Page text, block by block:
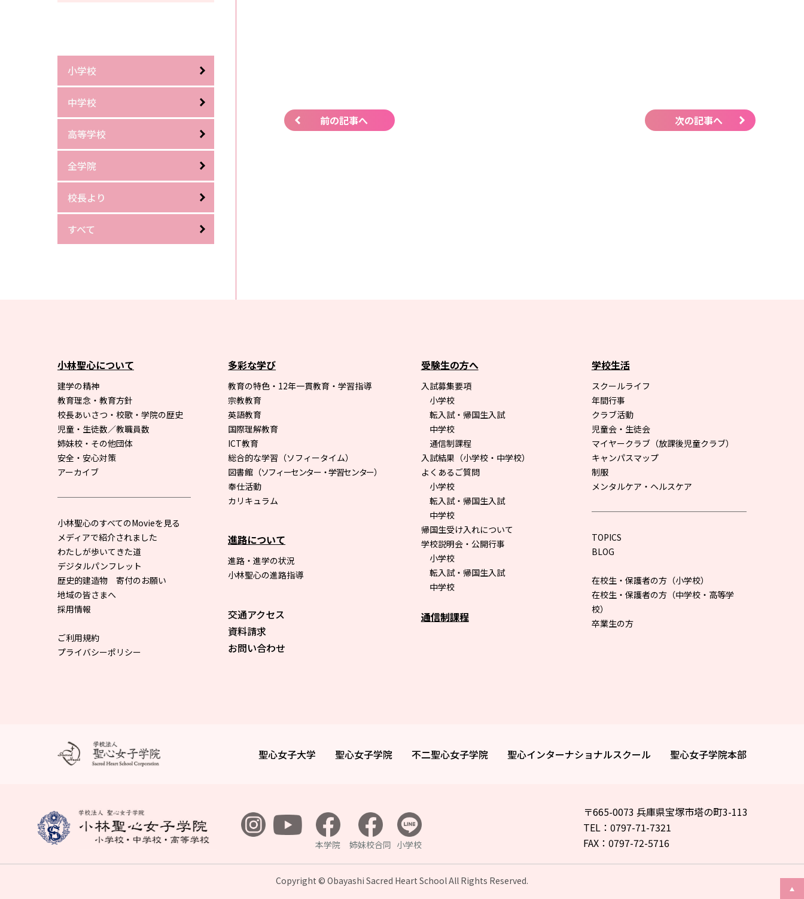
前の記事へ 次の記事へ
小学校
中学校
高等学校
全学院
校長より
すべて
小林聖心について
建学の精神
教育理念・教育方針
校長あいさつ・校歌・学院の歴史
児童・生徒数／教職員数
姉妹校・その他団体
安全・安心対策
アーカイブ
小林聖心のすべてのMovieを見る
メディアで紹介されました
わたしが歩いてきた道
デジタルパンフレット
歴史的建造物 寄付のお願い
地域の皆さまへ
採用情報
ご利用規約
プライバシーポリシー
多彩な学び
教育の特色・12年一貫教育・学習指導
宗教教育
英語教育
国際理解教育
ICT教育
総合的な学習（ソフィータイム）
図書館 （ソフィーセンター・学習センター）
奉仕活動
カリキュラム
進路について
進路・進学の状況
小林聖心の進路指導
交通アクセス
資料請求
お問い合わせ
受験生の方へ
入試募集要項
小学校
転入試・帰国生入試
中学校
通信制課程
入試結果（小学校・中学校）
よくあるご質問
小学校
転入試・帰国生入試
中学校
帰国生受け入れについて
学校説明会・公開行事
小学校
転入試・帰国生入試
中学校
通信制課程
学校生活
スクールライフ
年間行事
クラブ活動
児童会・生徒会
マイヤークラブ（放課後児童クラブ）
キャンパスマップ
制服
メンタルケア・ヘルスケア
TOPICS
BLOG
在校生・保護者の方（小学校）
在校生・保護者の方（中学校・高等学
校）
卒業生の方
聖心女子大学 聖心女子学院 不二聖心女子学院 聖心インターナショナルスクール 聖心女子学院本部
本学院 姉妹校合同 小学校
〒665-0073 兵庫県宝塚市塔の町3-113
TEL：0797-71-7321
FAX：0797-72-5716
Copyright © Obayashi Sacred Heart School All Rights Reserved.